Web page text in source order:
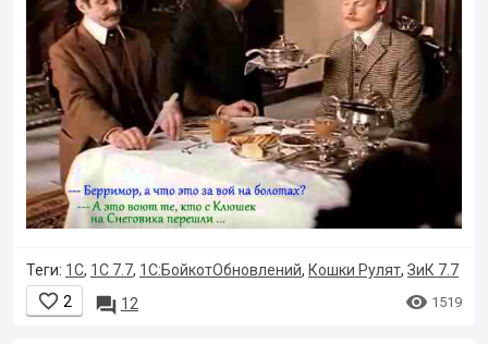
Теги: 1С, 1С 7.7, 1С:БойкотОбновлений, Кошки Рулят, ЗиК 7.7
 2  12  1519